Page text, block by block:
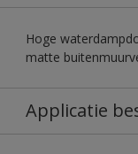
Hoge
matte
Applicatie